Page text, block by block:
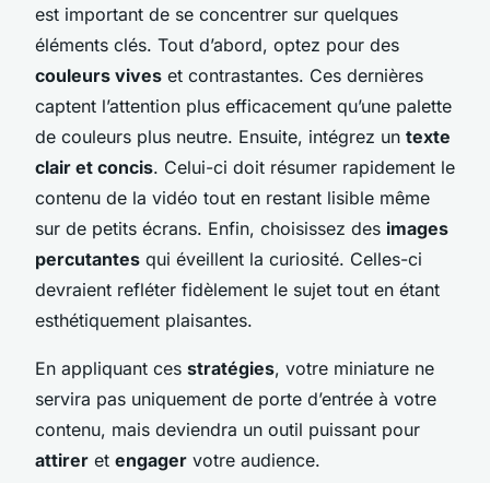
est important de se concentrer sur quelques
éléments clés. Tout d’abord, optez pour des
couleurs vives et contrastantes. Ces dernières
captent l’attention plus efficacement qu’une palette
de couleurs plus neutre. Ensuite, intégrez un texte
clair et concis. Celui-ci doit résumer rapidement le
contenu de la vidéo tout en restant lisible même
sur de petits écrans. Enfin, choisissez des images
percutantes qui éveillent la curiosité. Celles-ci
devraient refléter fidèlement le sujet tout en étant
esthétiquement plaisantes.
En appliquant ces stratégies, votre miniature ne
servira pas uniquement de porte d’entrée à votre
contenu, mais deviendra un outil puissant pour
attirer et engager votre audience.